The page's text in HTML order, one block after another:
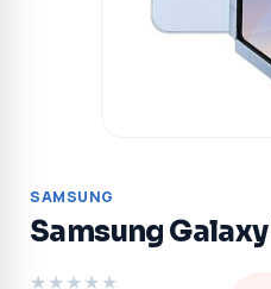
SAMSUNG
Samsung
★★★★★